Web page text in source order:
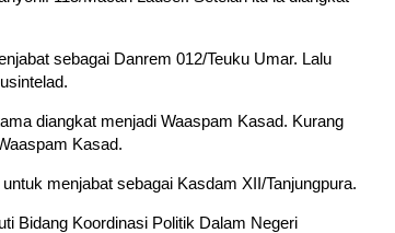
sebagai Danrem 012/Teuku Umar. Lalu
diangkat menjadi Waaspam Kasad. Kurang
Kasad.
menjabat sebagai Kasdam XII/Tanjungpura.
Bidang Koordinasi Politik Dalam Negeri